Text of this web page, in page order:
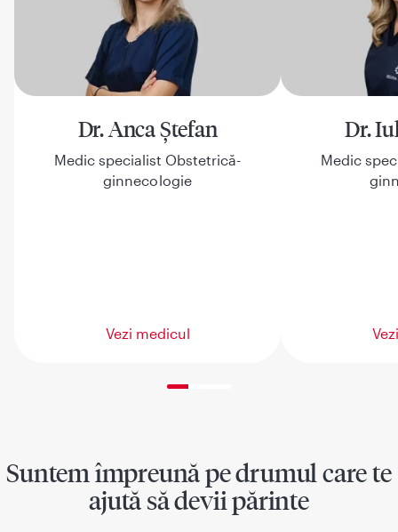
Dr. Anca Ștefan
Medic specialist Obstetrică-
ginnecologie
Vezi medicul
Dr.
Medic
Suntem împreună pe drumul care te
ajută să devii părinte